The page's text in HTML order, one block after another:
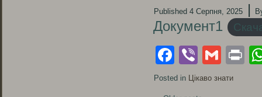
Published 4 Серпня, 2025 |
Документ1
Facebook
Viber
Posted in Цікаво знати